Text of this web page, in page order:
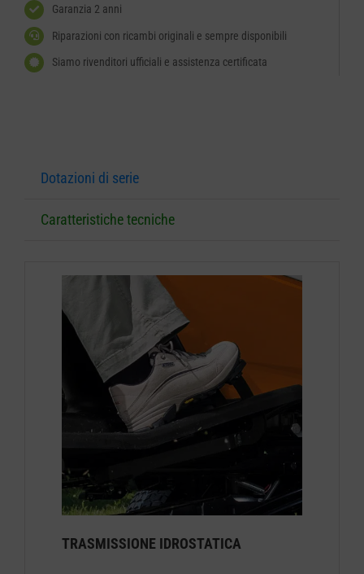
Garanzia 2 anni
Riparazioni con ricambi originali e sempre disponibili
Siamo rivenditori ufficiali e assistenza certificata
Dotazioni di serie
Caratteristiche tecniche
TRASMISSIONE IDROSTATICA